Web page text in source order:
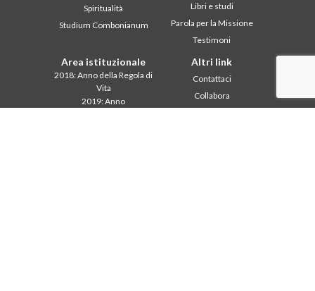
Spiritualità
Studium Combonianum
Libri e studi
Parola per la Missione
Testimoni
Area istituzionale
2018: Anno della Regola di
Vita
2019: Anno
Altri link
Contattaci
Collabora